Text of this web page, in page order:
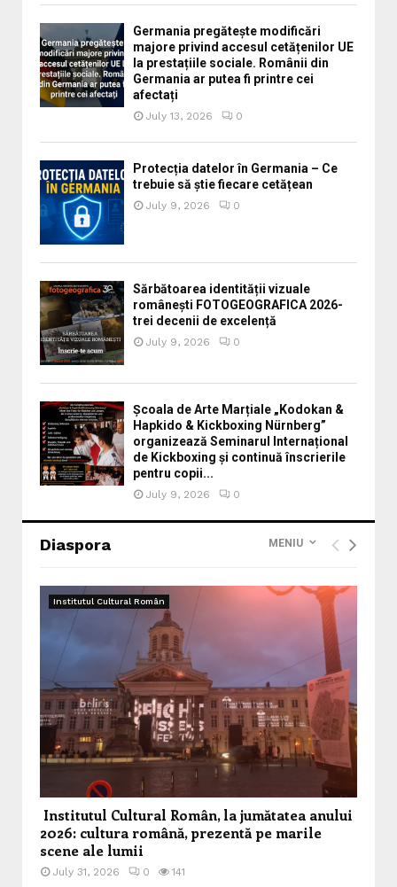
Germania pregătește modificări
majore privind accesul cetățenilor UE
la prestațiile sociale. Românii din
Germania ar putea fi printre cei
afectați
July 13, 2026 0
Protecția datelor în Germania – Ce
trebuie să știe fiecare cetățean
July 9, 2026 0
Sărbătoarea identității vizuale
românești FOTOGEOGRAFICA 2026-
trei decenii de excelență
July 9, 2026 0
Școala de Arte Marțiale „Kodokan &
Hapkido & Kickboxing Nürnberg”
organizează Seminarul Internațional
de Kickboxing și continuă înscrierile
pentru copii...
July 9, 2026 0
Diaspora MENIU
Institutul Cultural Român
Institutul Cultural Român, la jumătatea anului
2026: cultura română, prezentă pe marile
scene ale lumii
July 31, 2026 0 141